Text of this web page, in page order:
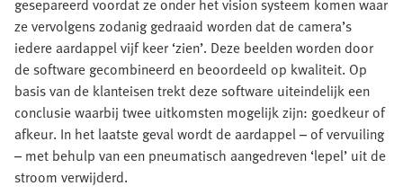
ze vervolgens zodanig gedraaid worden dat de camera’s
iedere aardappel vijf keer ‘zien’. Deze beelden worden door
de software gecombineerd en beoordeeld op kwaliteit. Op
basis van de klanteisen trekt deze software uiteindelijk een
conclusie waarbij twee uitkomsten mogelijk zijn: goedkeur of
afkeur. In het laatste geval wordt de aardappel – of vervuiling
– met behulp van een pneumatisch aangedreven ‘lepel’ uit de
stroom verwijderd.